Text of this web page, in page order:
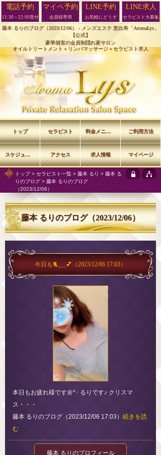
藤本 るりのブログ（2023/12/06） - メンズエステ 恵比寿「AromaLys」
【公式】
豪華個室の会員制隠れ家サロン
オイルトリートメント＋リンパマッサージ＋セラピスト求人
トップ> セラピスト一覧 >藤本 るり >藤本 る
りのブログ> 藤本 るりのブログ
（2023/12/06）
藤本 るりのブログ（2023/12/06）
今日も🐈⸒⸒⸒⸒︎💕︎ （2023/12/06 17:03）
本日もお疲れ様です🌼*･ るりです♪ クリスマ
ス・・・
藤本 るりのブログ（2023/12/06 17:03） 続きを読
む
藤本 るりのプロフィール
トップ セラピスト 料金メニュー ご利用方法
スケジュール アクセス 求人情報 マイページ
電話予約
11:30～22:00受付
マイペ予約
会員様専用
LINE予約
お気軽にどうぞ
LINE求人
セラピスト大募集